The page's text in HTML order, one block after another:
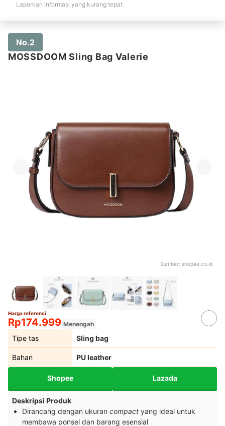
Laporkan informasi yang kurang tepat
No.2
MOSSDOOM Sling Bag Valerie
Sumber: shopee.co.id
Harga referensi
Rp174.999 Menengah
Tipe tas Sling bag
Bahan PU leather
Shopee Lazada
Deskripsi Produk
Dirancang dengan ukuran compact yang ideal untuk
membawa ponsel dan barang esensial